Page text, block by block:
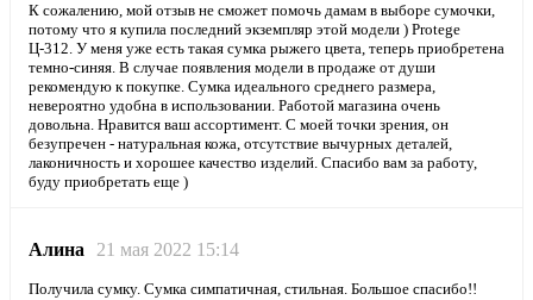
К сожалению, мой отзыв не сможет помочь дамам в выборе сумочки,
потому что я купила последний экземпляр этой модели ) Protege
Ц-312. У меня уже есть такая сумка рыжего цвета, теперь приобретена
темно-синяя. В случае появления модели в продаже от души
рекомендую к покупке. Сумка идеального среднего размера,
невероятно удобна в использовании. Работой магазина очень
довольна. Нравится ваш ассортимент. С моей точки зрения, он
безупречен - натуральная кожа, отсутствие вычурных деталей,
лаконичность и хорошее качество изделий. Спасибо вам за работу,
буду приобретать еще )
Алина 21 мая 2022 15:14
Получила сумку. Сумка симпатичная, стильная. Большое спасибо!!